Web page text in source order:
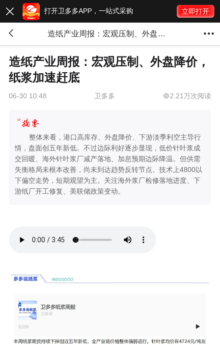
 打开卫多多APP，一站式采购 立即打开
 造纸产业周报：宏观压制、外盘降价，纸浆加速赶底 
造纸产业周报：宏观压制、外盘降价，
纸浆加速赶底
06-30 10:48 卫多多 2.21万次阅读
整体来看，港口高库存、外盘降价、下游淡季利空主导行
情，盘面创五年新低。不过边际利好逐步显现，低价针叶浆成
交回暖、海外针叶浆厂减产落地、加息预期边际降温。但供需
失衡格局未根本改善，尚未到达趋势反转节点。技术上4800以
下偏空走势，短期观望为主。关注海外浆厂检修落地进度、下
游纸厂开工修复、美联储政策变动。